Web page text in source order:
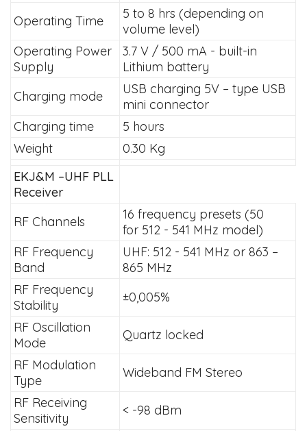
Operating Time
5 to 8 hrs (depending on
volume level)
Operating Power
Supply
3.7 V / 500 mA - built-in
Lithium battery
Charging mode
USB charging 5V – type USB
mini connector
Charging time
5 hours
Weight
0.30 Kg
EKJ&M –UHF PLL
Receiver
RF Channels
16 frequency presets (50
for 512 - 541 MHz model)
RF Frequency
Band
UHF: 512 - 541 MHz or 863 –
865 MHz
RF Frequency
Stability
±0,005%
RF Oscillation
Mode
Quartz locked
RF Modulation
Type
Wideband FM Stereo
RF Receiving
Sensitivity
< -98 dBm